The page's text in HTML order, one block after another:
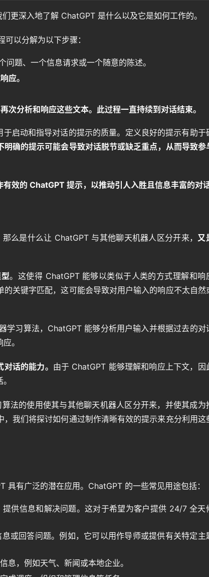
更深入地了解 ChatGPT 是什么以及它是如何工作的。
以分解为以下步骤：
问题、一个信息请求或一个随意的陈述。
应。
分析和响应这些文本。此过程一直持续到对话结束。
启动和指导对话的提示的质量。定义良好的提示有助于
明确的提示可能会导致对话脱节或缺乏重点，从而导致参
效的 ChatGPT 提示，以推动引人入胜且信息丰富的对话
么是什么让 ChatGPT 与其他聊天机器人区分开来，又
。这使得 ChatGPT 能够以类似于人类的方式理解和响
关键字匹配，这可能会导致对用户输入的响应不太自然
学习算法，ChatGPT 能够分析用户输入并根据过去的对
。
话的能力。 由于 ChatGPT 能够理解和响应上下文，因
法的使用使其与其他聊天机器人区分开来，并使其成为
我们将探讨如何通过制作清晰有效的提示来充分利用这
有广泛的潜在应用。ChatGPT 的一些常见用途包括：
供信息和解决问题。这对于希望为客户提供 24/7 全天
或回答问题。例如，它可以用作导师或提供有关特定主
息，例如天气、新闻或本地企业。